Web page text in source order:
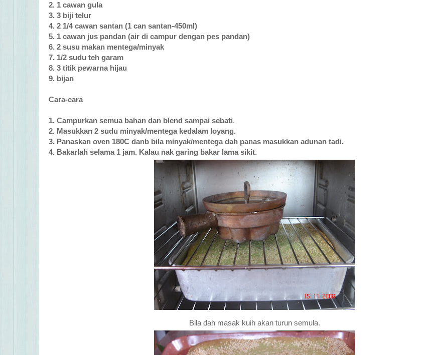
2. 1 cawan gula
3. 3 biji telur
4. 2 1/4 cawan santan (1 can santan-450ml)
5. 1 cawan jus pandan (air di campur dengan pes pandan)
6. 2 susu makan mentega/minyak
7. 1/2 sudu teh garam
8. 3 titik pewarna hijau
9. bijan
Cara-cara
1. Campurkan semua bahan dan blend sampai sebati.
2. Masukkan 2 sudu minyak/mentega kedalam loyang.
3. Panaskan oven 180C danb bila minyak/mentega dah panas masukkan adunan tadi.
4. Bakarlah selama 1 jam. Kalau nak garing bakar lama sikit.
Bila dah masak kuih akan turun semula.